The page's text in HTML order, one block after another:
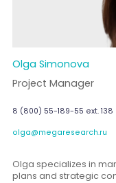
Olga Simonova
Project Manager
8 (800) 55-189-55 ext. 138
olga@megaresearch.ru
Olga specializes in
plans and strategic